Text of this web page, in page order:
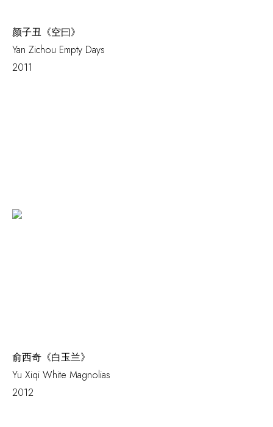
颜子丑《空曰》
Yan Zichou Empty Days
2011
俞西奇《白玉兰》
Yu Xiqi White Magnolias
2012